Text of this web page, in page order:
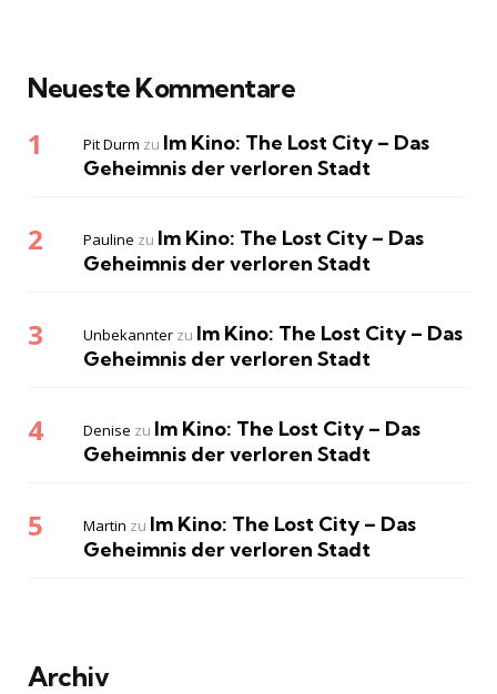
Neueste Kommentare
Pit Durm zu Im Kino: The Lost City – Das
Geheimnis der verloren Stadt
Pauline zu Im Kino: The Lost City – Das
Geheimnis der verloren Stadt
Unbekannter zu Im Kino: The Lost City – Das
Geheimnis der verloren Stadt
Denise zu Im Kino: The Lost City – Das
Geheimnis der verloren Stadt
Martin zu Im Kino: The Lost City – Das
Geheimnis der verloren Stadt
Archiv